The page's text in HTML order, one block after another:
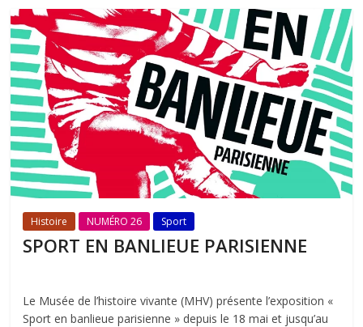
Histoire NUMÉRO 26 Sport
SPORT EN BANLIEUE PARISIENNE
Le Musée de l’histoire vivante (MHV) présente l’exposition «
Sport en banlieue parisienne » depuis le 18 mai et jusqu’au